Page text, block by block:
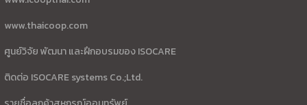
www.thaicoop.com
ศูนย์วิจัย พัฒนา และฝึกอบรมของ ISOCARE
ติดต่อ ISOCARE systems Co.;Ltd.